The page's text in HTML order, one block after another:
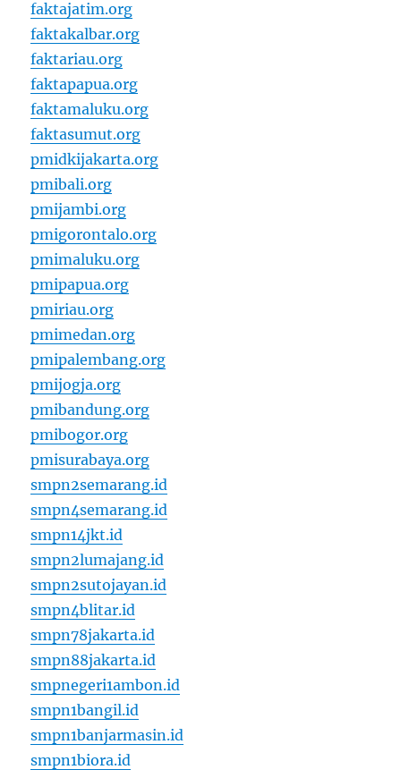
faktajatim.org
faktakalbar.org
faktariau.org
faktapapua.org
faktamaluku.org
faktasumut.org
pmidkijakarta.org
pmibali.org
pmijambi.org
pmigorontalo.org
pmimaluku.org
pmipapua.org
pmiriau.org
pmimedan.org
pmipalembang.org
pmijogja.org
pmibandung.org
pmibogor.org
pmisurabaya.org
smpn2semarang.id
smpn4semarang.id
smpn14jkt.id
smpn2lumajang.id
smpn2sutojayan.id
smpn4blitar.id
smpn78jakarta.id
smpn88jakarta.id
smpnegeri1ambon.id
smpn1bangil.id
smpn1banjarmasin.id
smpn1biora.id